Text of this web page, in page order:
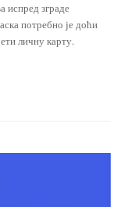
испред зграде
потребно је доћи
личну карту.